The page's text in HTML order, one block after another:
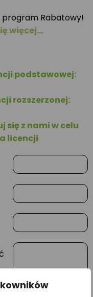
Rabatowy!
więcej…
podstawowej:
rozszerzonej:
się z nami w celu
licencji